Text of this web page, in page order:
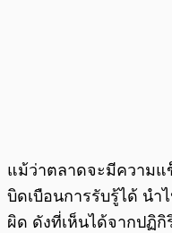
แม้ว่าตลาดจะมีความ
บิดเบือนการรับรู้ได้ นำ
ผิด ดังที่เห็นได้จากปฏิ